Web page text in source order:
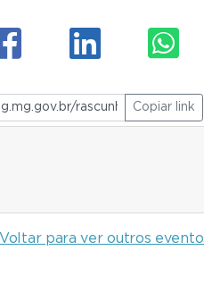
Copiar link
Voltar para ver outros